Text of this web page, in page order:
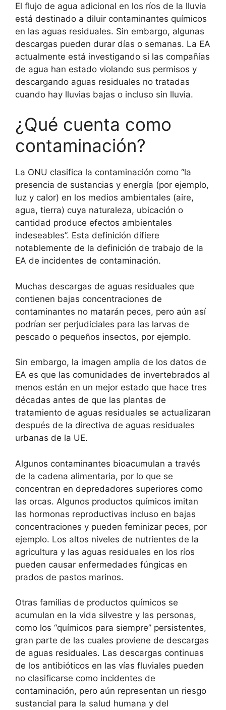
El flujo de agua adicional en los ríos de la lluvia
está destinado a diluir contaminantes químicos
en las aguas residuales. Sin embargo, algunas
descargas pueden durar días o semanas. La EA
actualmente está investigando si las compañías
de agua han estado violando sus permisos y
descargando aguas residuales no tratadas
cuando hay lluvias bajas o incluso sin lluvia.
¿Qué cuenta como
contaminación?
La ONU clasifica la contaminación como “la
presencia de sustancias y energía (por ejemplo,
luz y calor) en los medios ambientales (aire,
agua, tierra) cuya naturaleza, ubicación o
cantidad produce efectos ambientales
indeseables”. Esta definición difiere
notablemente de la definición de trabajo de la
EA de incidentes de contaminación.
Muchas descargas de aguas residuales que
contienen bajas concentraciones de
contaminantes no matarán peces, pero aún así
podrían ser perjudiciales para las larvas de
pescado o pequeños insectos, por ejemplo.
Sin embargo, la imagen amplia de los datos de
EA es que las comunidades de invertebrados al
menos están en un mejor estado que hace tres
décadas antes de que las plantas de
tratamiento de aguas residuales se actualizaran
después de la directiva de aguas residuales
urbanas de la UE.
Algunos contaminantes bioacumulan a través
de la cadena alimentaria, por lo que se
concentran en depredadores superiores como
las orcas. Algunos productos químicos imitan
las hormonas reproductivas incluso en bajas
concentraciones y pueden feminizar peces, por
ejemplo. Los altos niveles de nutrientes de la
agricultura y las aguas residuales en los ríos
pueden causar enfermedades fúngicas en
prados de pastos marinos.
Otras familias de productos químicos se
acumulan en la vida silvestre y las personas,
como los “químicos para siempre” persistentes,
gran parte de las cuales proviene de descargas
de aguas residuales. Las descargas continuas
de los antibióticos en las vías fluviales pueden
no clasificarse como incidentes de
contaminación, pero aún representan un riesgo
sustancial para la salud humana y del